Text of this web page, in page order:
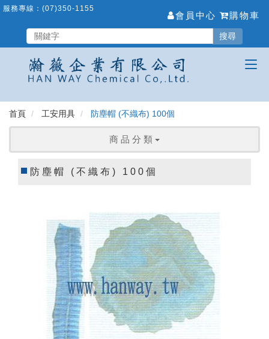
跳
要
服務專線： (07)350-1155
會員中心 購物車
搜尋
首頁 工安用具 防塵帽 (不織布) 100個
商 品 分 類
防塵帽 (不織布) 100個